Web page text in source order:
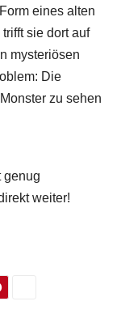
eines alten
sie dort auf
mysteriösen
Die
zu sehen
genug
weiter!